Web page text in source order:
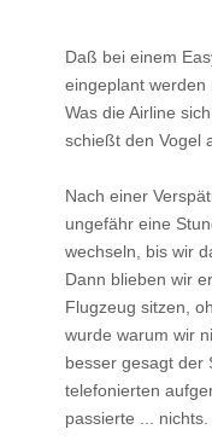
Daß bei einem
eingeplant werden
Was die Airline
schießt den Vogel
Nach einer
ungefähr eine
wechseln, bis wir
Dann blieben wir
Flugzeug sitzen,
wurde warum wir
besser gesagt der
telefonierten
passierte ... nichts.